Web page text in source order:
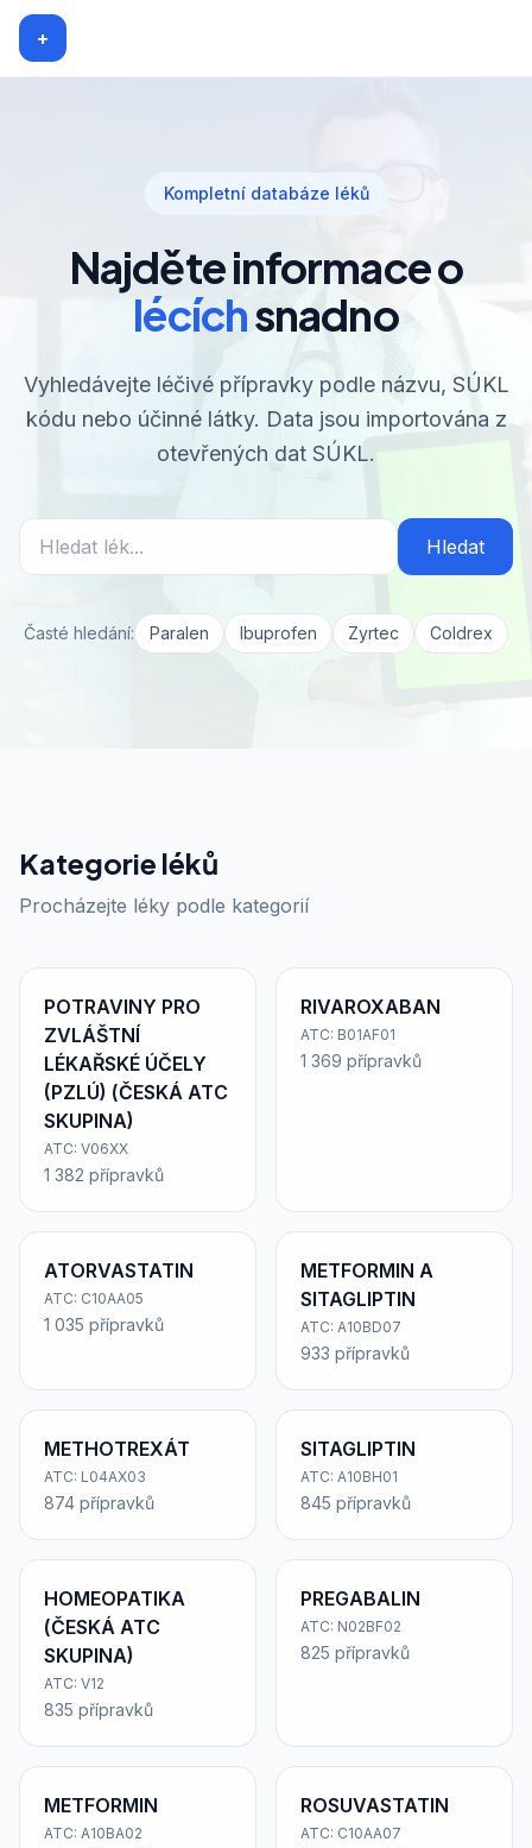
+
Kompletní databáze léků
Najděte informace o
lécíchsnadno
Vyhledávejte léčivé přípravky podle názvu, SÚKL
kódu nebo účinné látky. Data jsou importována z
otevřených dat SÚKL.
Hledat
Časté hledání: Paralen Ibuprofen Zyrtec Coldrex
Kategorie léků
Procházejte léky podle kategorií
POTRAVINY PRO
ZVLÁŠTNÍ
LÉKAŘSKÉ ÚČELY
(PZLÚ) (ČESKÁ ATC
SKUPINA)
ATC: V06XX
1 382 přípravků
RIVAROXABAN
ATC: B01AF01
1 369 přípravků
ATORVASTATIN
ATC: C10AA05
1 035 přípravků
METFORMIN A
SITAGLIPTIN
ATC: A10BD07
933 přípravků
METHOTREXÁT
ATC: L04AX03
874 přípravků
SITAGLIPTIN
ATC: A10BH01
845 přípravků
HOMEOPATIKA
(ČESKÁ ATC
SKUPINA)
ATC: V12
835 přípravků
PREGABALIN
ATC: N02BF02
825 přípravků
METFORMIN
ATC: A10BA02
ROSUVASTATIN
ATC: C10AA07